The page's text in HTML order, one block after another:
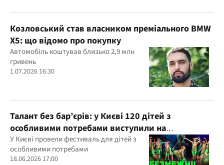
Козловський став власником преміального BMW
X5: що відомо про покупку
Автомобіль коштував близько 2,9 млн
гривень
1.07.2026 16:30
Талант без бар’єрів: у Києві 120 дітей з
особливими потребами виступили на
всеукраїнському фестивалі
У Києві провели фестиваль для дітей з
особливими потребами
18.06.2026 17:00